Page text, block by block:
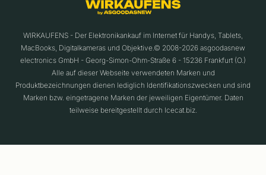
WIRKAUFENS - Der Elektronikankauf im Internet für Handys, Tablets,
MacBooks, Digitalkameras und Objektive.© 2008-2026 asgoodasnew
electronics GmbH - Georg-Simon-Ohm-Straße 6 - 15236 Frankfurt (O.)
Alle auf dieser Webseite verwendeten Marken und
Produktbezeichnungen dienen lediglich Identifikationszwecken und sind
Marken bzw. eingetragene Marken der jeweiligen Eigentümer. Daten
teilweise bereitgestellt durch Icecat.biz.